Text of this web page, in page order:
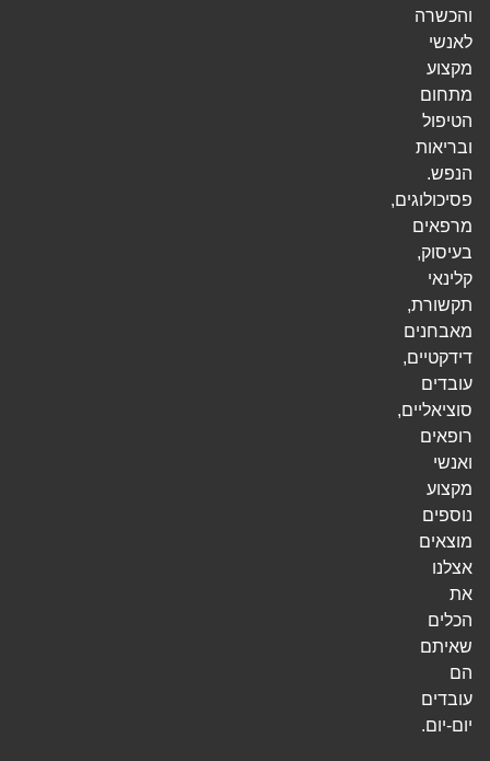
והכשרה
לאנשי
מקצוע
מתחום
הטיפול
ובריאות
הנפש.
פסיכולוגים,
מרפאים
בעיסוק,
קלינאי
תקשורת,
מאבחנים
דידקטיים,
עובדים
סוציאליים,
רופאים
ואנשי
מקצוע
נוספים
מוצאים
אצלנו
את
הכלים
שאיתם
הם
עובדים
יום-יום.